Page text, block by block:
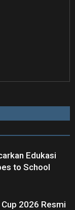
Edukasi
to School
2026 Resmi